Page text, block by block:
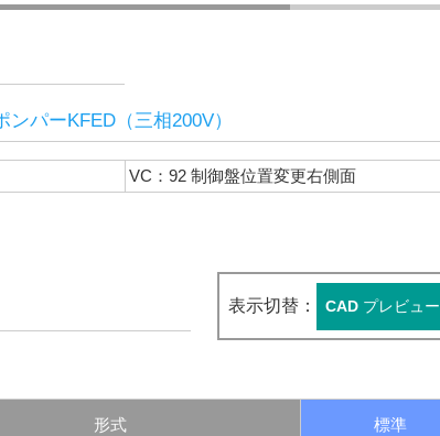
パーKFED（三相200V）
VC：92 制御盤位置変更右側面
表示切替： CADプレビュー
形式 標準